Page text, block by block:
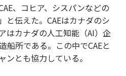
、コヒア、シスパンなどの
と伝えた。CAEはカナダのシ
はカナダの人工知能（AI）企
船所である。この中でCAEと
ンとも協力している。